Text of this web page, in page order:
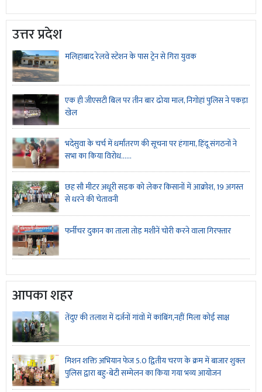
उत्तर प्रदेश
मलिहाबाद रेलवे स्टेशन के पास ट्रेन से गिरा युवक
एक ही जीएसटी बिल पर तीन बार ढोया माल, निगोहां पुलिस ने पकड़ा
खेल
भदेसुवा के चर्च में धर्मांतरण की सूचना पर हंगामा, हिंदू संगठनों ने
सभा का किया विरोध......
छह सौ मीटर अधूरी सड़क को लेकर किसानों में आक्रोश, 19 अगस्त
से धरने की चेतावनी
फर्नीचर दुकान का ताला तोड़ मशीनें चोरी करने वाला गिरफ्तार
आपका शहर
तेंदुए की तलाश में दर्जनों गांवों में कांबिंग,नहीं मिला कोई साक्ष
मिशन शक्ति अभियान फेज 5.0 द्वितीय चरण के क्रम में बाजार शुक्ल
पुलिस द्वारा बहु-बेटी सम्मेलन का किया गया भव्य आयोजन